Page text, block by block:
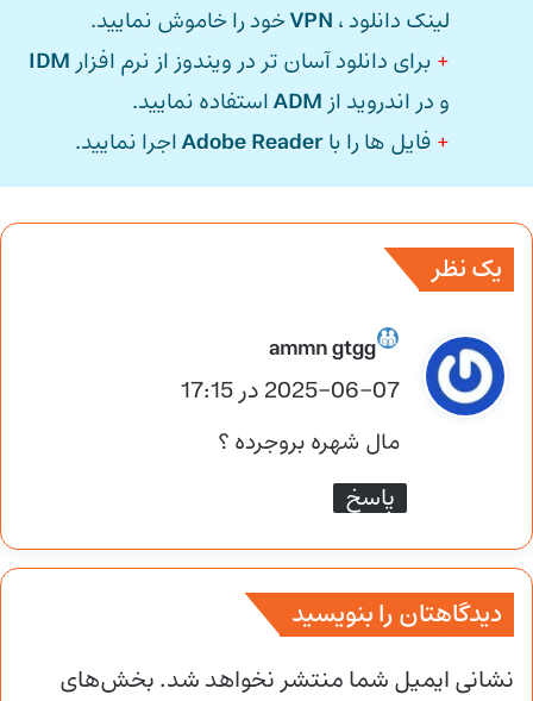
لینک دانلود ، VPNخود را خاموش نمایید.
+ برای دانلود آسان تر در ویندوز از نرم افزار IDM
و در اندروید از ADMاستفاده نمایید.
+ فایل ها را باAdobe Readerاجرا نمایید.
یک نظر
ammn gtgg
ف
ت
2025-06-07 در 17:15
مال شهره بروجرده ؟
پاسخ
دیدگاهتان را بنویسید
نشانی ایمیل شما منتشر نخواهد شد.بخش‌های